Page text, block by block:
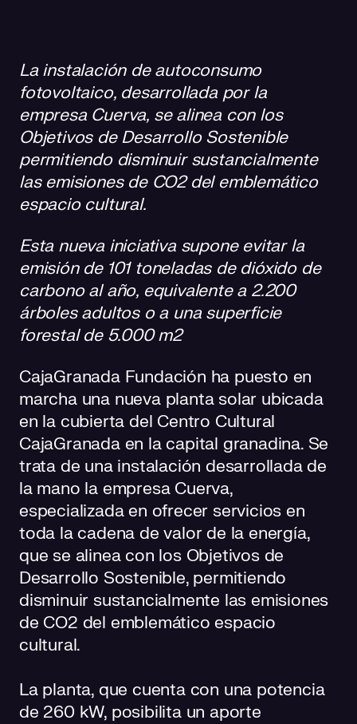
La instalación de autoconsumo
fotovoltaico, desarrollada por la
empresa Cuerva, se alinea con los
Objetivos de Desarrollo Sostenible
permitiendo disminuir sustancialmente
las emisiones de CO2 del emblemático
espacio cultural.
Esta nueva iniciativa supone evitar la
emisión de 101 toneladas de dióxido de
carbono al año, equivalente a 2.200
árboles adultos o a una superficie
forestal de 5.000 m2
CajaGranada Fundación ha puesto en
marcha una nueva planta solar ubicada
en la cubierta del Centro Cultural
CajaGranada en la capital granadina. Se
trata de una instalación desarrollada de
la mano la empresa Cuerva,
especializada en ofrecer servicios en
toda la cadena de valor de la energía,
que se alinea con los Objetivos de
Desarrollo Sostenible, permitiendo
disminuir sustancialmente las emisiones
de CO2 del emblemático espacio
cultural.
La planta, que cuenta con una potencia
de 260 kW, posibilita un aporte